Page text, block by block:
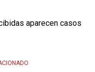
aparecen casos